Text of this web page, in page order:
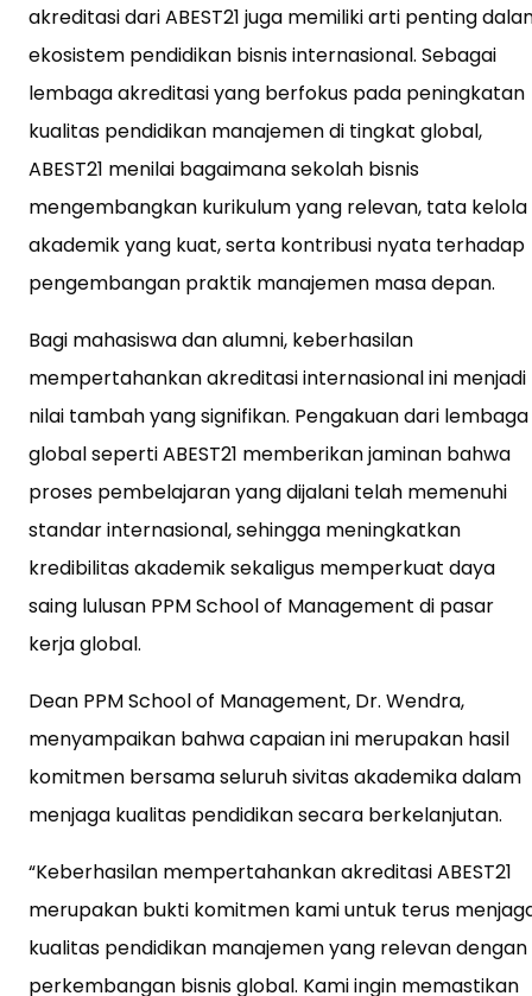
akreditasi dari ABEST21 juga memiliki arti penting
ekosistem pendidikan bisnis internasional. Sebagai
lembaga akreditasi yang berfokus pada peningkatan
kualitas pendidikan manajemen di tingkat global,
ABEST21 menilai bagaimana sekolah bisnis
mengembangkan kurikulum yang relevan, tata kelola
akademik yang kuat, serta kontribusi nyata terhadap
pengembangan praktik manajemen masa depan.
Bagi mahasiswa dan alumni, keberhasilan
mempertahankan akreditasi internasional ini menjadi
nilai tambah yang signifikan. Pengakuan dari lembaga
global seperti ABEST21 memberikan jaminan bahwa
proses pembelajaran yang dijalani telah memenuhi
standar internasional, sehingga meningkatkan
kredibilitas akademik sekaligus memperkuat daya
saing lulusan PPM School of Management di pasar
kerja global.
Dean PPM School of Management, Dr. Wendra,
menyampaikan bahwa capaian ini merupakan hasil
komitmen bersama seluruh sivitas akademika dalam
menjaga kualitas pendidikan secara berkelanjutan.
“Keberhasilan mempertahankan akreditasi ABEST21
merupakan bukti komitmen kami untuk terus
kualitas pendidikan manajemen yang relevan dengan
perkembangan bisnis global. Kami ingin memastikan